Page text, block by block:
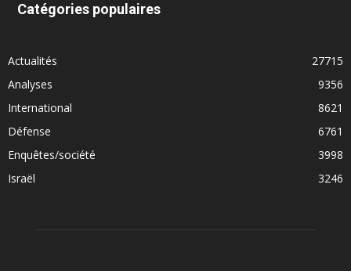
Catégories populaires
Actualités
27715
Analyses
9356
International
8621
Défense
6761
Enquêtes/société
3998
Israël
3246